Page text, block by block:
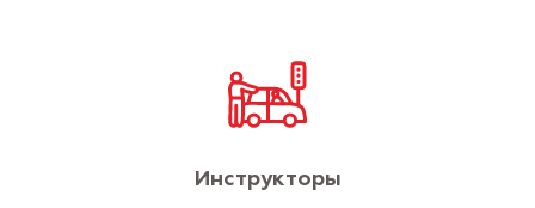
Инструкторы